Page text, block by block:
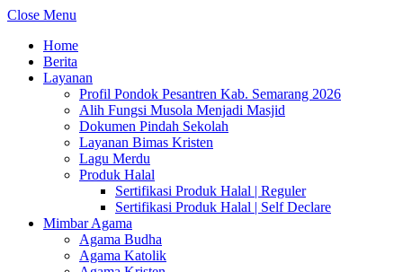
Close Menu
Home
Berita
Layanan
Profil Pondok Pesantren Kab. Semarang 2026
Alih Fungsi Musola Menjadi Masjid
Dokumen Pindah Sekolah
Layanan Bimas Kristen
Lagu Merdu
Produk Halal
Sertifikasi Produk Halal | Reguler
Sertifikasi Produk Halal | Self Declare
Mimbar Agama
Agama Budha
Agama Katolik